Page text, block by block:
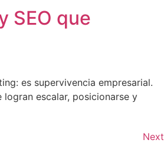
SEO que
es supervivencia empresarial.
escalar, posicionarse y
Next